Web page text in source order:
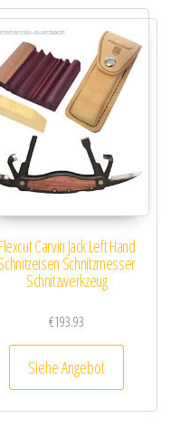
Flexcut Carvin Jack Left Hand
Schnitzmesser
Schnitzwerkzeug
€193.93
Siehe Angebot